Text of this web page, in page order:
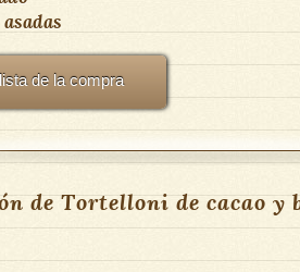
de la compra
de Tortelloni de cacao y